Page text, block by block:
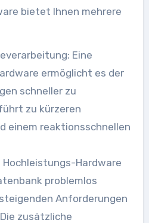
bietet Ihnen mehrere
Eine
ermöglicht es der
schneller zu
zu kürzeren
einem reaktionsschnellen
Hardware
problemlos
Anforderungen
zusätzliche